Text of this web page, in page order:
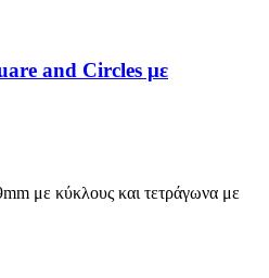
and Circles με
με κύκλους και τετράγωνα με